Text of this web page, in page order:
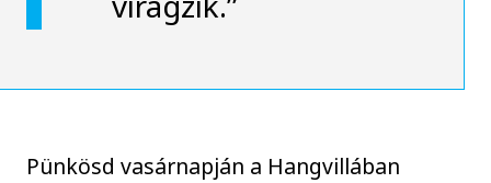
Pünkösd vasárnapján a Hangvillában